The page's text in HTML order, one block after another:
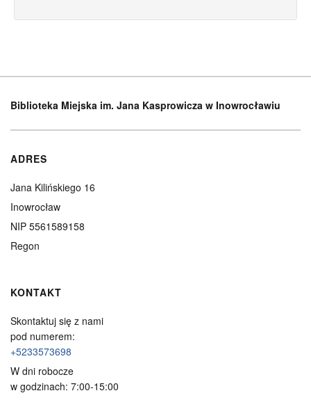
Biblioteka Miejska im. Jana Kasprowicza w Inowrocławiu
ADRES
Jana Kilińskiego 16
Inowrocław
NIP 5561589158
Regon
KONTAKT
Skontaktuj się z nami
pod numerem:
+5233573698
W dni robocze
w godzinach: 7:00-15:00